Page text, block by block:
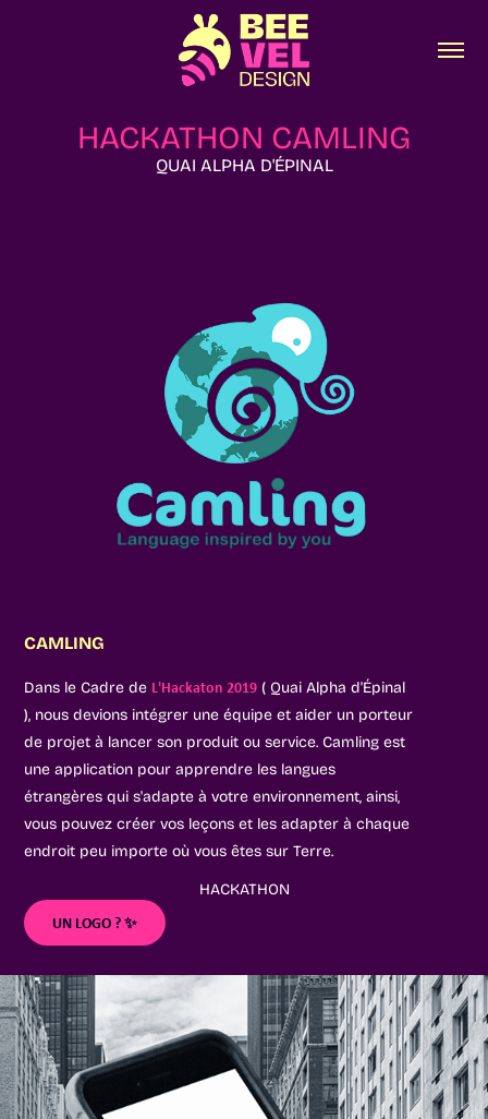
HACKATHON CAMLING
QUAI ALPHA D'ÉPINAL
CAMLING
Dans le Cadre de L'Hackaton 2019 ( Quai Alpha d'Épinal
), nous devions intégrer une équipe et aider un porteur
de projet à lancer son produit ou service. Camling est
une application pour apprendre les langues
étrangères qui s'adapte à votre environnement, ainsi,
vous pouvez créer vos leçons et les adapter à chaque
endroit peu importe où vous êtes sur Terre.
HACKATHON
UN LOGO ? ✨